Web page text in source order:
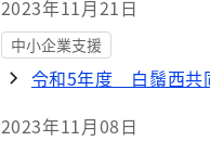
2023年11月21日
中小企業支援
令和5年度 白鬚西共
2023年11月08日